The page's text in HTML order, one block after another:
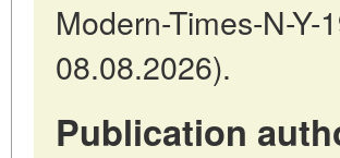
Modern-Times-N-
08.08.2026).
Publication